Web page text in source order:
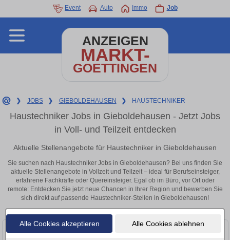
Alle Cookies akzeptieren Alle Cookies ablehnen
Event Auto Immo Job
ANZEIGEN
MARKT-
GOETTINGEN
❯ JOBS ❯ GIEBOLDEHAUSEN ❯ HAUSTECHNIKER
Haustechniker Jobs in Gieboldehausen - Jetzt Jobs
in Voll- und Teilzeit entdecken
Aktuelle Stellenangebote für Haustechniker in Gieboldehausen
Sie suchen nach Haustechniker Jobs in Gieboldehausen? Bei uns finden Sie
aktuelle Stellenangebote in Vollzeit und Teilzeit – ideal für Berufseinsteiger,
erfahrene Fachkräfte oder Quereinsteiger. Egal ob im Büro, vor Ort oder
remote: Entdecken Sie jetzt neue Chancen in Ihrer Region und bewerben Sie
sich direkt auf passende Haustechniker-Stellen in Gieboldehausen!